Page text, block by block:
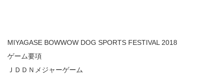
MIYAGASE BOWWOW DOG SPORTS FESTIVAL 2018
ゲーム要項
ＪＤＤＮメジャーゲーム